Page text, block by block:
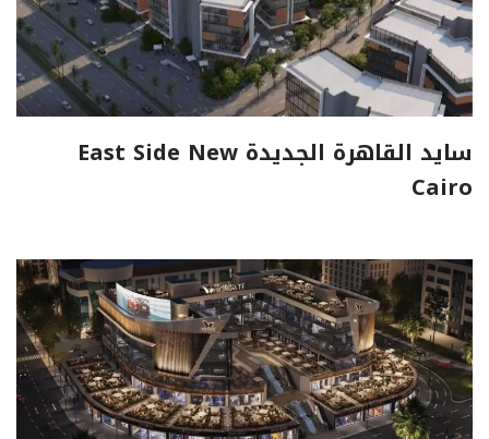
سايد القاهرة الجديدة East Side New
Cairo